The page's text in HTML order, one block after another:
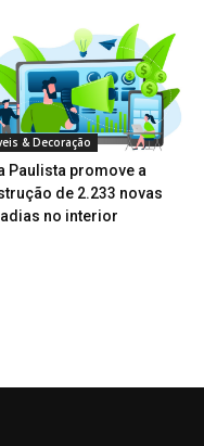
& Decoração
Paulista promove a
de 2.233 novas
no interior